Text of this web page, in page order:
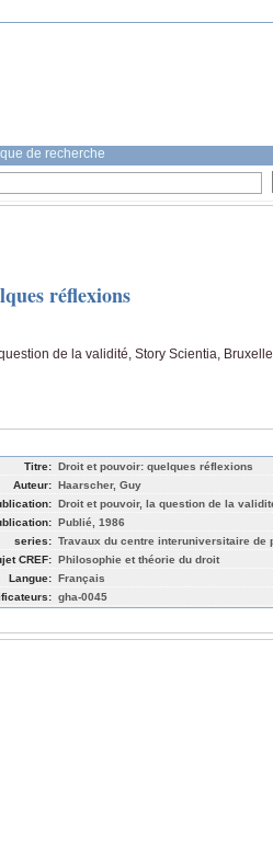
de recherche
réflexions
de la validité, Story Scientia,
Titre: Droit et pouvoir: quelques réflexions
Auteur: Haarscher, Guy
Droit et pouvoir, la question de la
Publié, 1986
series: Travaux du centre interuniversitaire de
CREF: Philosophie et théorie du droit
Langue: Français
gha-0045